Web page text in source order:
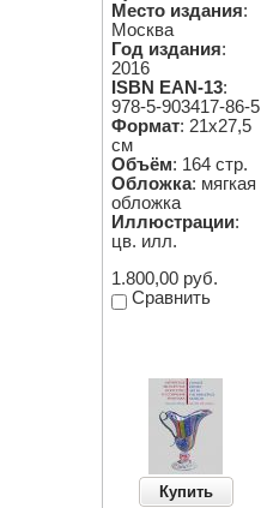
Место издания:
Москва
Год издания:
2016
ISBN EAN-13:
978-5-903417-86-5
Формат: 21х27,5
см
Объём: 164 стр.
Обложка: мягкая
обложка
Иллюстрации:
цв. илл.
1.800,00 руб.
Сравнить
Купить